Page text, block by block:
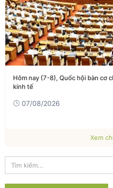
Hôm nay (7-8), Quốc hội bàn cơ
kinh tế
07/08/2026
Xem